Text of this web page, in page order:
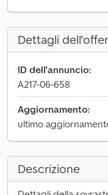
Dettagli
ID dell'annuncio:
A217-06-658
Aggiornamento:
ultimo
Descrizione